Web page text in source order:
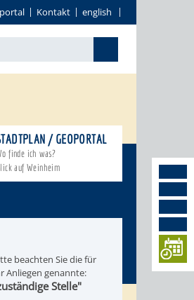
Kontakt english
/ GEOPORTAL
finde ich was?
auf Weinheim
beachten Sie die für
Anliegen genannte:
Stelle"